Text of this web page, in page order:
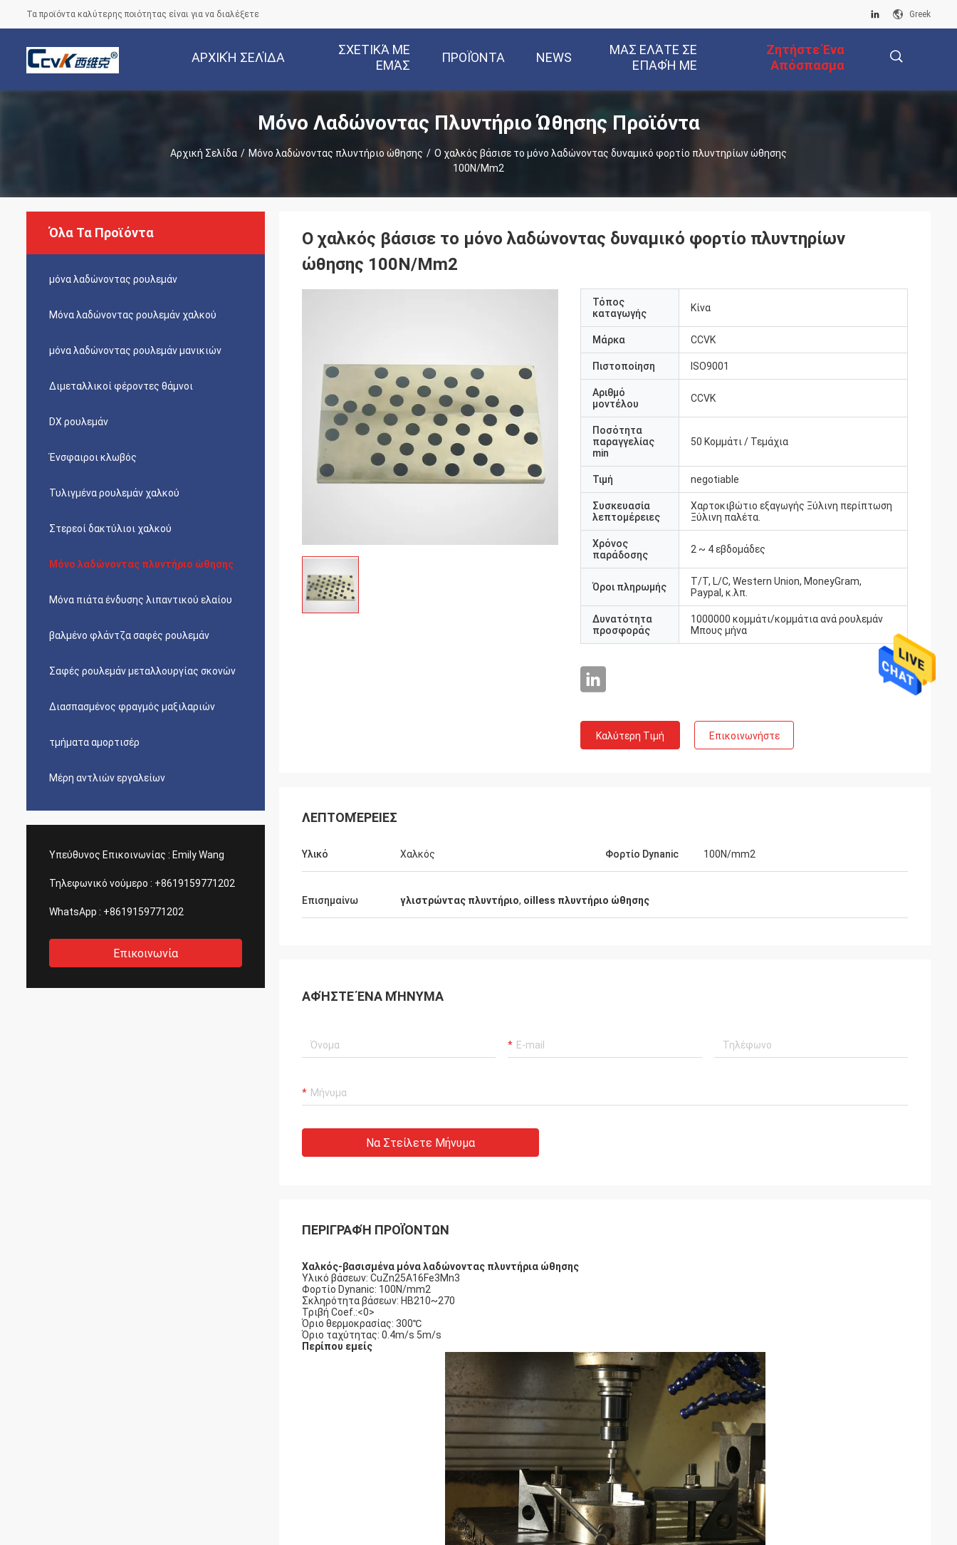
Τα προϊόντα καλύτερης ποιότητας είναι για να διαλέξετε Greek
ΑΡΧΙΚΉ ΣΕΛΊΔΑ
ΣΧΕΤΙΚΆ ΜΕ
ΕΜΆΣ
ΠΡΟΪΌΝΤΑ NEWS
ΜΑΣ ΕΛΆΤΕ ΣΕ
ΕΠΑΦΉ ΜΕ
Ζητήστε Ένα
Απόσπασμα
Μόνο Λαδώνοντας Πλυντήριο Ώθησης Προϊόντα
Αρχική Σελίδα / Μόνο λαδώνοντας πλυντήριο ώθησης / Ο χαλκός βάσισε το μόνο λαδώνοντας δυναμικό φορτίο πλυντηρίων ώθησης
100N/Mm2
Όλα Τα Προϊόντα
μόνα λαδώνοντας ρουλεμάν
Μόνα λαδώνοντας ρουλεμάν χαλκού
μόνα λαδώνοντας ρουλεμάν μανικιών
Διμεταλλικοί φέροντες θάμνοι
DX ρουλεμάν
Ένσφαιροι κλωβός
Τυλιγμένα ρουλεμάν χαλκού
Στερεοί δακτύλιοι χαλκού
Μόνο λαδώνοντας πλυντήριο ώθησης
Μόνα πιάτα ένδυσης λιπαντικού ελαίου
βαλμένο φλάντζα σαφές ρουλεμάν
Σαφές ρουλεμάν μεταλλουργίας σκονών
Διασπασμένος φραγμός μαξιλαριών
τμήματα αμορτισέρ
Μέρη αντλιών εργαλείων
Υπεύθυνος Επικοινωνίας : Emily Wang
Τηλεφωνικό νούμερο : +8619159771202
WhatsApp : +8619159771202
Επικοινωνία
Ο χαλκός βάσισε το μόνο λαδώνοντας δυναμικό φορτίο πλυντηρίων
ώθησης 100N/Mm2
Τόπος
καταγωγής
Κίνα
Μάρκα CCVK
Πιστοποίηση ISO9001
Αριθμό
μοντέλου
CCVK
Ποσότητα
παραγγελίας
min
50 Κομμάτι / Τεμάχια
Τιμή negotiable
Συσκευασία
λεπτομέρειες
Χαρτοκιβώτιο εξαγωγής Ξύλινη περίπτωση
Ξύλινη παλέτα.
Χρόνος
παράδοσης
2 ~ 4 εβδομάδες
Όροι πληρωμής
T/T, L/C, Western Union, MoneyGram,
Paypal, κ.λπ.
Δυνατότητα
προσφοράς
1000000 κομμάτι/κομμάτια ανά ρουλεμάν
Μπους μήνα
Καλύτερη Τιμή Επικοινωνήστε
ΛΕΠΤΟΜΈΡΕΙΕΣ
Υλικό Χαλκός Φορτίο Dynanic 100N/mm2
Επισημαίνω γλιστρώντας πλυντήριο, oilless πλυντήριο ώθησης
ΑΦΉΣΤΕ ΈΝΑ ΜΉΝΥΜΑ
Να Στείλετε Μήνυμα
ΠΕΡΙΓΡΑΦΉ ΠΡΟΪΌΝΤΩΝ
Χαλκός-βασισμένα μόνα λαδώνοντας πλυντήρια ώθησης
Υλικό βάσεων: CuZn25A16Fe3Mn3
Φορτίο Dynanic: 100N/mm2
Σκληρότητα βάσεων: HB210~270
Τριβή Coef.:<0>
Όριο θερμοκρασίας: 300℃
Όριο ταχύτητας: 0.4m/s 5m/s
Περίπου εμείς